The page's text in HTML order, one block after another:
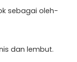
sebagai oleh-
dan lembut.